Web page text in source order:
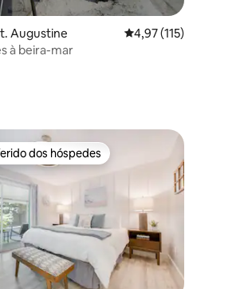
de 5, 123 avaliações
Augustine 4,97 de uma avaliação
4,97 (115)
à beira-mar
melhores preferidos dos hóspedes
dos hóspedes